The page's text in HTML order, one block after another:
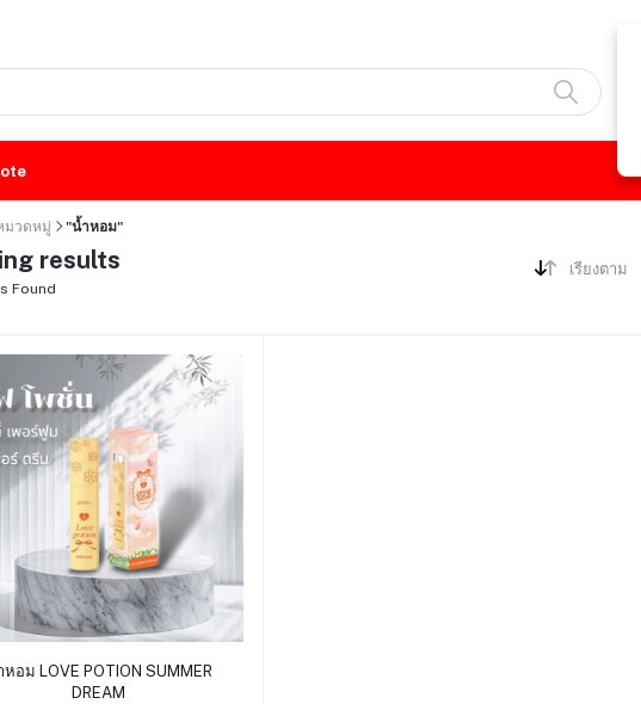
มวดหมู่ "น้ำหอม"
results
Found
เรียงตาม
หยิบใส่ตะกร้า
หอม LOVE POTION SUMMER
DREAM